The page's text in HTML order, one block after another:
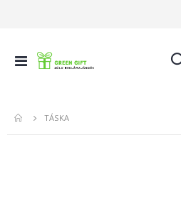
Navigáció
TÁSKA